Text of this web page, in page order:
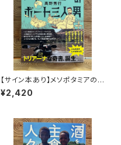
【サイン本あり】メソポタミアの
ボート三人男
¥2,420